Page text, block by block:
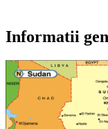
Informatii